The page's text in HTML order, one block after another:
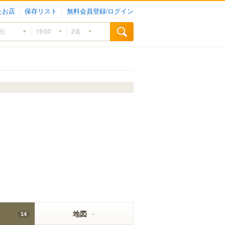
お店 保存リスト 無料会員登録/ログイン
14 地図